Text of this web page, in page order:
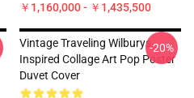
￥1,160,000 - ￥1,435,500
Vintage Traveling Wilburys
Inspired Collage Art Pop Poster
Duvet Cover
-20%